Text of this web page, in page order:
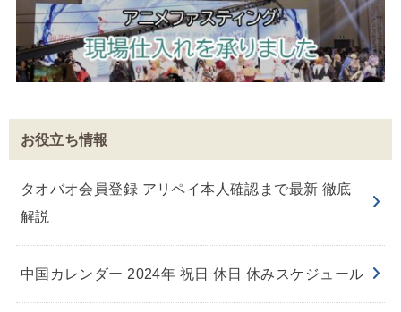
お役立ち情報
タオバオ会員登録 アリペイ本人確認まで最新 徹底
解説
中国カレンダー 2024年 祝日 休日 休みスケジュール